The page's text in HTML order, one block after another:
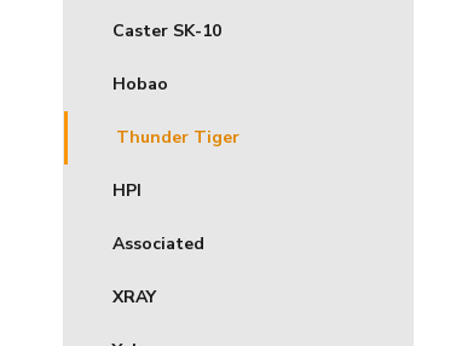
Caster SK-10
Hobao
Thunder Tiger
HPI
Associated
XRAY